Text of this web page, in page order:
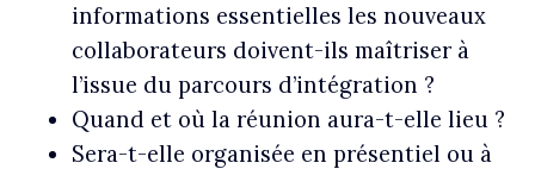
informations essentielles les nouveaux
collaborateurs doivent-ils maîtriser à
l’issue du parcours d’intégration ?
Quand et où la réunion aura-t-elle lieu ?
Sera-t-elle organisée en présentiel ou à